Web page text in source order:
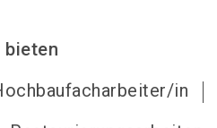
bieten
in